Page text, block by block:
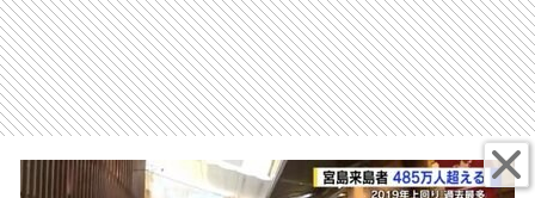
爆80年の今年はさらにインバウンド増加か
【広島発】